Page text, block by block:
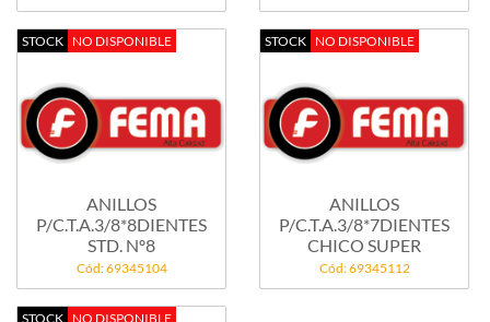
STOCK NO DISPONIBLE
ANILLOS
P/C.T.A.3/8*8DIENTES
STD. Nº8
Cód: 69345104
STOCK NO DISPONIBLE
ANILLOS
P/C.T.A.3/8*7DIENTES
CHICO SUPER
Cód: 69345112
STOCK NO DISPONIBLE